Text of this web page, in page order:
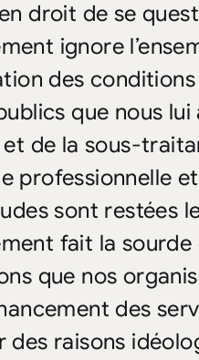
droit de se
ignore
des
que nous
de la sous-
professionnelle
sont restées
fait la
que nos
des
des raisons